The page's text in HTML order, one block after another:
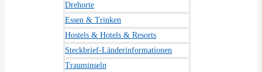
Drehorte
Essen & Trinken
Hostels & Hotels & Resorts
Steckbrief-Länderinformationen
Trauminseln